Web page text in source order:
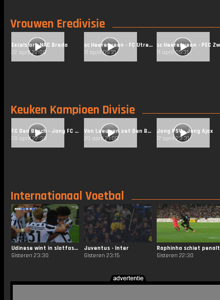
Vrouwen Eredivisie
Excelsior - NAC Breda
22 april 22:00
sc Heerenveen - FC Utrecht
11 april 05:31
11 april 05:31
Keuken Kampioen Divisie
FC Den Bosch - Jong FC Utrecht
20 april 22:30
Van Leeuwen zet Den Bosch op voorsprong met vijfde goal van het seizoen
20 april 21:00
Jong PSV - Jong Ajax
17 april 23:31
Internationaal Voetbal
Udinese wint in slotfase van Barça!
Gisteren 23:30
Juventus - Inter
Gisteren 23:15
Gisteren 22:30